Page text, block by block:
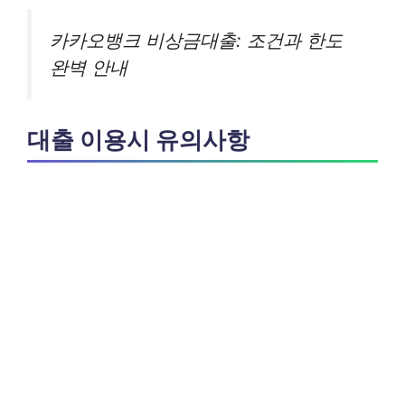
카카오뱅크 비상금대출: 조건과 한도
완벽 안내
대출 이용시 유의사항